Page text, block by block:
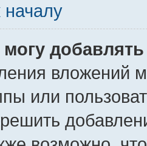
началу
вложений
или